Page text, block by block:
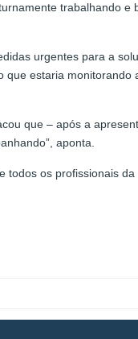
trabalhando e
urgentes para a
que estaria monitorando
que – após a
aponta.
todos os profissionais da